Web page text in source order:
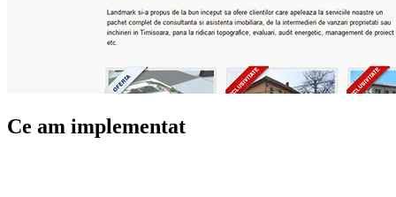
Ce am implementat